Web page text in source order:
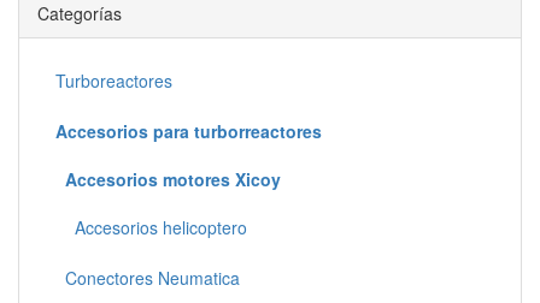
Categorías
Turboreactores
Accesorios para turborreactores
Accesorios motores Xicoy
Accesorios helicoptero
Conectores Neumatica